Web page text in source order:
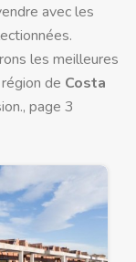
avec les
les meilleures
de Costa
page 3